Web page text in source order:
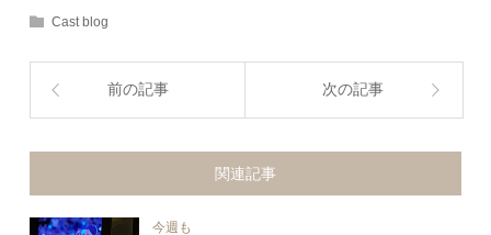
Cast blog
前の記事 次の記事
関連記事
今週も